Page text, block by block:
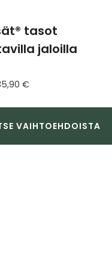
tasot
jaloilla
€Hintaluokka:
-
35,90 €
VAIHTOEHDOISTA